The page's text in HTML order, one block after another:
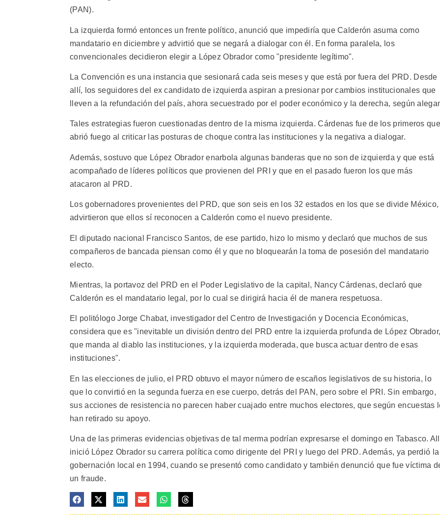
(PAN).
La izquierda formó entonces un frente político, anunció que impediría que Calderón asuma como
mandatario en diciembre y advirtió que se negará a dialogar con él. En forma paralela, los
convencionales decidieron elegir a López Obrador como "presidente legítimo".
La Convención es una instancia que sesionará cada seis meses y que está por fuera del PRD. Desde
allí, los seguidores del ex candidato de izquierda aspiran a presionar por cambios institucionales que
lleven a la refundación del país, ahora secuestrado por el poder económico y la derecha, según
Tales estrategias fueron cuestionadas dentro de la misma izquierda. Cárdenas fue de los primeros que
abrió fuego al criticar las posturas de choque contra las instituciones y la negativa a dialogar.
Además, sostuvo que López Obrador enarbola algunas banderas que no son de izquierda y que está
acompañado de líderes políticos que provienen del PRI y que en el pasado fueron los que más
atacaron al PRD.
Los gobernadores provenientes del PRD, que son seis en los 32 estados en los que se divide México,
advirtieron que ellos sí reconocen a Calderón como el nuevo presidente.
El diputado nacional Francisco Santos, de ese partido, hizo lo mismo y declaró que muchos de sus
compañeros de bancada piensan como él y que no bloquearán la toma de posesión del mandatario
electo.
Mientras, la portavoz del PRD en el Poder Legislativo de la capital, Nancy Cárdenas, declaró que
Calderón es el mandatario legal, por lo cual se dirigirá hacia él de manera respetuosa.
El politólogo Jorge Chabat, investigador del Centro de Investigación y Docencia Económicas,
considera que es "inevitable un división dentro del PRD entre la izquierda profunda de López
que manda al diablo las instituciones, y la izquierda moderada, que busca actuar dentro de esas
instituciones".
En las elecciones de julio, el PRD obtuvo el mayor número de escaños legislativos de su historia, lo
que lo convirtió en la segunda fuerza en ese cuerpo, detrás del PAN, pero sobre el PRI. Sin embargo,
sus acciones de resistencia no parecen haber cuajado entre muchos electores, que según encuestas
han retirado su apoyo.
Una de las primeras evidencias objetivas de tal merma podrían expresarse el domingo en Tabasco.
inició López Obrador su carrera política como dirigente del PRI y luego del PRD. Además, ya perdió la
gobernación local en 1994, cuando se presentó como candidato y también denunció que fue víctima
un fraude.